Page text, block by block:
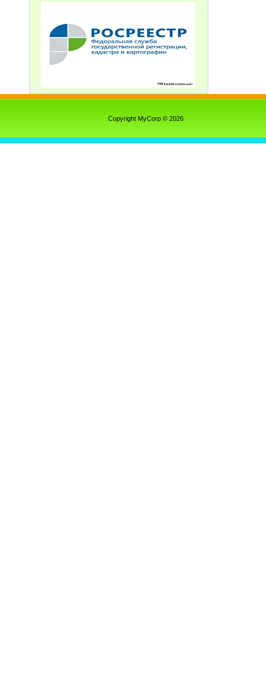
Copyright MyCorp © 2026